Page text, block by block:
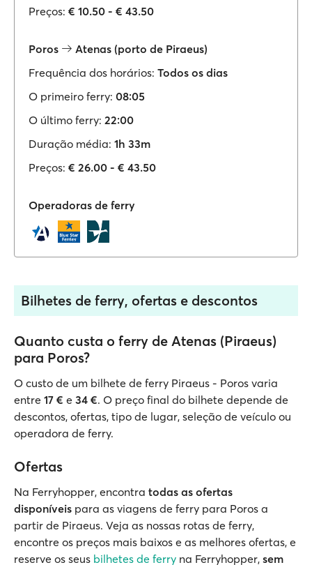
Preços: € 10.50 - € 43.50
Poros
Atenas (porto de Piraeus)
Frequência dos horários: Todos os dias
O primeiro ferry: 08:05
O último ferry: 22:00
Duração média: 1h 33m
Preços: € 26.00 - € 43.50
Operadoras de ferry
Bilhetes de ferry, ofertas e descontos
Quanto custa o ferry de Atenas (Piraeus)
para Poros?
O custo de um bilhete de ferry Piraeus - Poros varia
entre 17 € e 34 €. O preço final do bilhete depende de
descontos, ofertas, tipo de lugar, seleção de veículo ou
operadora de ferry.
Ofertas
Na Ferryhopper, encontra todas as ofertas
disponíveis para as viagens de ferry para Poros a
partir de Piraeus. Veja as nossas rotas de ferry,
encontre os preços mais baixos e as melhores ofertas, e
reserve os seus bilhetes de ferry na Ferryhopper, sem